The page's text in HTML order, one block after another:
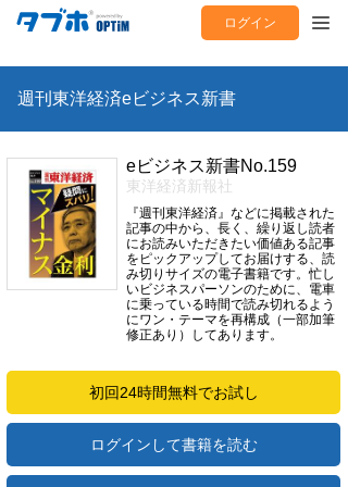
ログイン
週刊東洋経済eビジネス新書
eビジネス新書No.159
東洋経済新報社
『週刊東洋経済』などに掲載された
記事の中から、長く、繰り返し読者
にお読みいただきたい価値ある記事
をピックアップしてお届けする、読
み切りサイズの電子書籍です。忙し
いビジネスパーソンのために、電車
に乗っている時間で読み切れるよう
にワン・テーマを再構成（一部加筆
修正あり）してあります。
初回24時間無料でお試し
ログインして書籍を読む